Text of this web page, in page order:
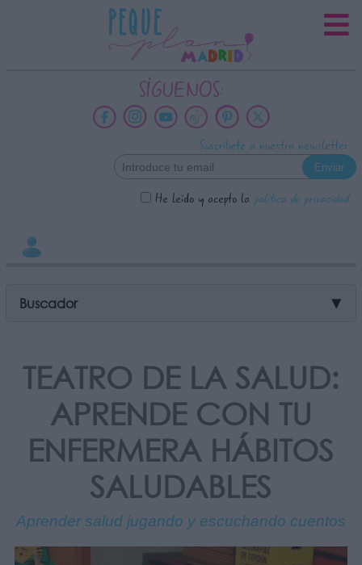
SÍGUENOS:
Suscríbete a nuestra newsletter
He leído y acepto la política de privacidad
Buscador ▼
TEATRO DE LA SALUD:
APRENDE CON TU
ENFERMERA HÁBITOS
SALUDABLES
Aprender salud jugando y escuchando cuentos
INFORMACION SOBRE LA
PROTECCIÓN DE TUS DATOS
Datos tratados:
Información adicional